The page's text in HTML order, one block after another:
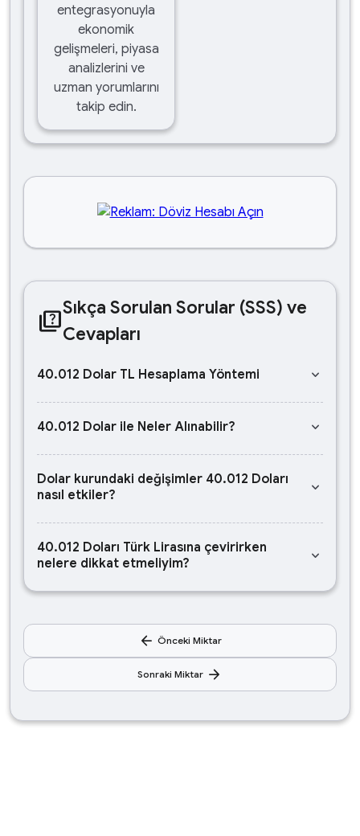
entegrasyonuyla
ekonomik
gelişmeleri, piyasa
analizlerini ve
uzman yorumlarını
takip edin.
quizSıkça Sorulan Sorular (SSS) ve
Cevapları
40.012 Dolar TL Hesaplama Yöntemi keyboard_arrow_down
40.012 Dolar ile Neler Alınabilir? keyboard_arrow_down
Dolar kurundaki değişimler 40.012 Doları
nasıl etkiler?
keyboard_arrow_down
40.012 Doları Türk Lirasına çevirirken
nelere dikkat etmeliyim?
keyboard_arrow_down
arrow_back Önceki Miktar
Sonraki Miktar arrow_forward